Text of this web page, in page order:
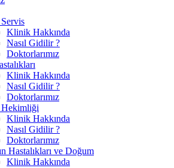
Klinik Hakkında
Nasıl Gidilir ?
Doktorlarımız
Klinik Hakkında
Nasıl Gidilir ?
Doktorlarımız
Klinik Hakkında
Nasıl Gidilir ?
Doktorlarımız
Hastalıkları ve Doğum
Klinik Hakkında